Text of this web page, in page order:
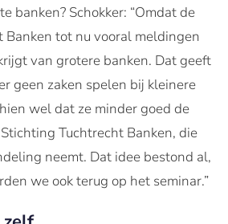
banken? Schokker: “Omdat de
Banken tot nu vooral meldingen
van grotere banken. Dat geeft
geen zaken spelen bij kleinere
wel dat ze minder goed de
Tuchtrecht Banken, die
neemt. Dat idee bestond al,
we ook terug op het seminar.”